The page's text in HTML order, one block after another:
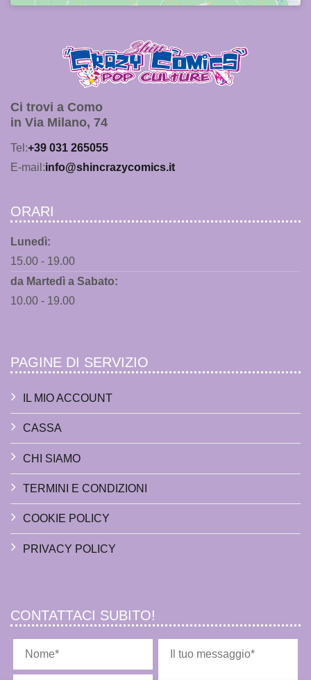
Ci trovi a Como
in Via Milano, 74
Tel:+39 031 265055
E-mail:info@shincrazycomics.it
ORARI
Lunedì:
15.00 - 19.00
da Martedì a Sabato:
10.00 - 19.00
PAGINE DI SERVIZIO
IL MIO ACCOUNT
CASSA
CHI SIAMO
TERMINI E CONDIZIONI
COOKIE POLICY
PRIVACY POLICY
CONTATTACI SUBITO!